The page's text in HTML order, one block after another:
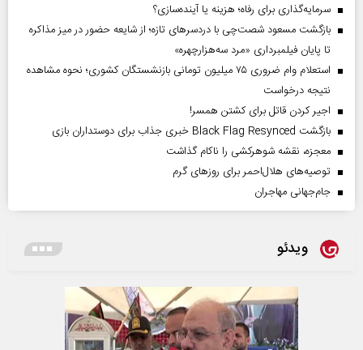
سرمایه‌گذاری برای رفاه؛ هزینه یا آینده‌سازی؟
بازگشت مسعود شصت‌چی با دردسر‌های تازه؛ از شایعه حضور در میز مذاکره
تا پایان فیلمبرداری «مرد سه‌هزارچهره»
استعلام وام ضروری ۷۵ میلیون تومانی بازنشستگان کشوری؛ نحوه مشاهده
نتیجه درخواست
اجیر کردن قاتل برای کشتن همسر!
بازگشت Black Flag Resynced خبری جذاب برای دوستداران بازی
معجزه، نقشه شوهرکشی را ناکام گذاشت
توصیه‌های هلال‌احمر برای روز‌های گرم
جام‌جهانی مهاجران
ویدئو